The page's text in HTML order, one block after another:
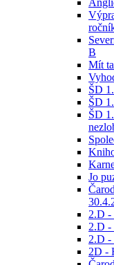
B
Mít
ŠD
ŠD
ŠD
Jo
2.D -
2.D -
2.D -
2D -